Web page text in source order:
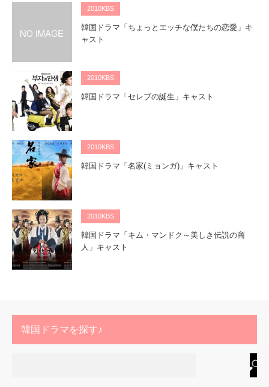
2010KBS
韓国ドラマ「ちょっとエッチな僕たちの恋愛」キ
ャスト
2010KBS
韓国ドラマ「セレブの誕生」キャスト
2010KBS
韓国ドラマ「名家(ミョンガ)」キャスト
2010KBS
韓国ドラマ「キム・マンドク～美しき伝説の商
人」キャスト
韓国ドラマを探す♪